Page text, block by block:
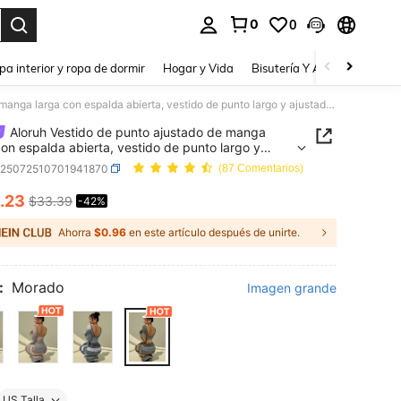
0 0
interior y ropa de dormir Hogar y Vida Bisutería Y Accesorios
Aloruh Vestido de punto ajustado de manga larga con espalda abierta, vestido de punto largo y ajustado de estilo vintage a rayas, versátil para otoño/invierno para mujer
Aloruh Vestido de punto ajustado de manga
espalda abierta, vestido de punto largo y
de estilo vintage a rayas, versátil para
para mujer
(87 Comentarios)
AND AVAILABILITY
.23 $33.39 -42%
Ahorra $0.96 en este artículo después de unirte.
Morado Imagen grande